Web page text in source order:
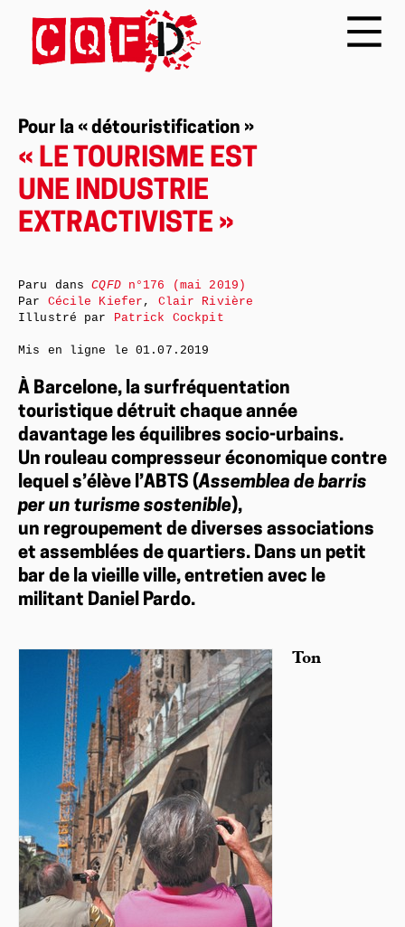
Pour la « détouristification »
« LE TOURISME EST
UNE INDUSTRIE
EXTRACTIVISTE »
À Barcelone, la surfréquentation
touristique détruit chaque année
davantage les équilibres socio-urbains.
Un rouleau compresseur économique contre
lequel s’élève l’ABTS (Assemblea de barris
per un turisme sostenible),
un regroupement de diverses associations
et assemblées de quartiers. Dans un petit
bar de la vieille ville, entretien avec le
militant Daniel Pardo.
Ton
Paru dansCQFDn°176 (mai 2019)
Par Cécile Kiefer , Clair Rivière
Illustré par Patrick Cockpit
Mis en ligne le01.07.2019